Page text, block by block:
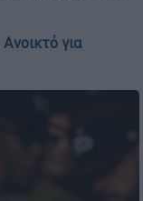
Ανοικτό για